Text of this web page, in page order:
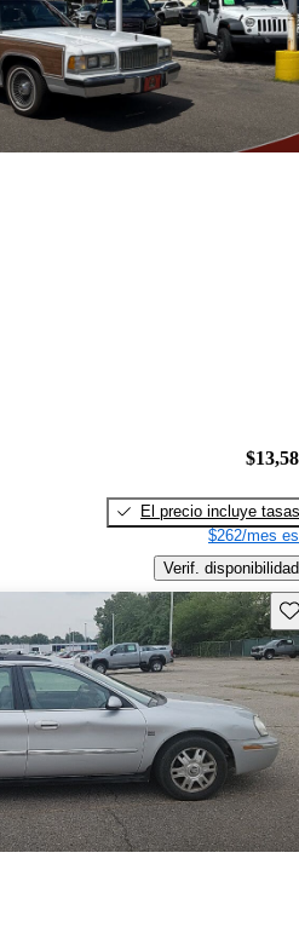
El precio incluye tasas
$262/mes
Verif. disponibilidad